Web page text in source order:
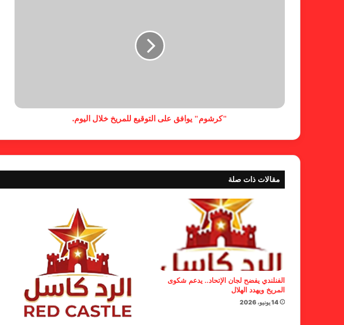
"كرشوم" يوافق على التوقيع للمريخ خلال اليوم.
مقالات ذات صلة
الفنلندي يفضح لجان الإتحاد.. يدعم شكوى
المريخ ويهدد الهلال
14 يونيو، 2026